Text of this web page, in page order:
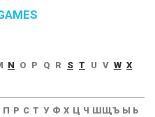
N O P Q R S T U V W X
П Р С Т У Ф Х Ц Ч ШЩЪ Ы Ь